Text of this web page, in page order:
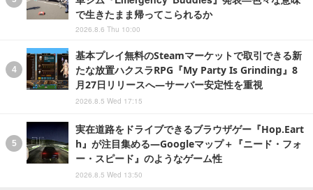
で生きたまま帰ってこられるか
2026.8.6 Thu 10:00
基本プレイ無料のSteamマーケットで取引できる新
たな放置ハクスラRPG『My Party Is Grinding』8
月27日リリースへ―サーバー安定性を重視
2026.8.5 Wed 17:15
実在道路をドライブできるブラウザゲー『Hop.Eart
h』が注目集める―Googleマップ＋『ニード・フォ
ー・スピード』のようなゲーム性
2026.8.5 Wed 13:50